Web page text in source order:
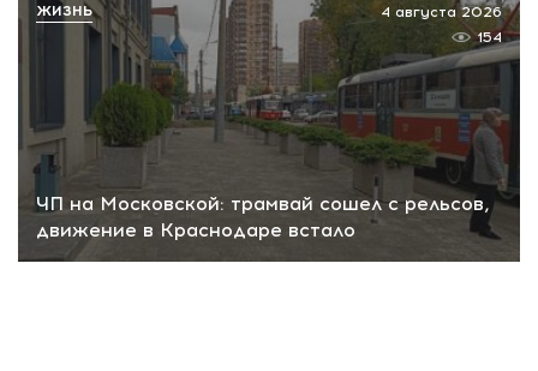
ЧП на Московской: трамвай сошел с рельсов,
движение в Краснодаре встало
4 августа 2026
154
ЖИЗНЬ